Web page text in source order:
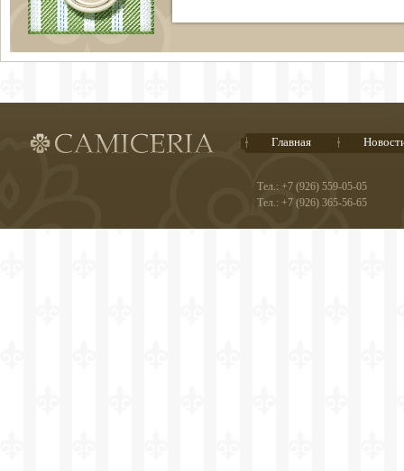
Главная
Тел.: +7 (926) 559-05-05
Тел.: +7 (926) 365-56-65